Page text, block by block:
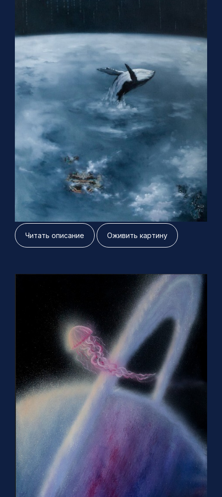
Гравитационная
сингулярность
120х80 см, холст масло 2022 г
Читать описание Оживить картину